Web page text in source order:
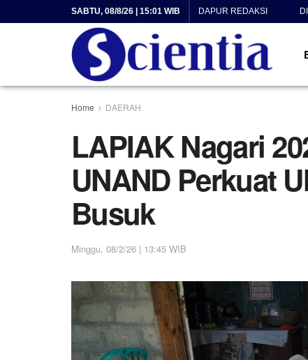
SABTU, 08/8/26 | 15:01 WIB DAPUR REDAKSI
Home DAERAH
LAPIAK Nagari
UNAND Perkuat
Busuk
Minggu, 08/2/26 | 13:45 WIB